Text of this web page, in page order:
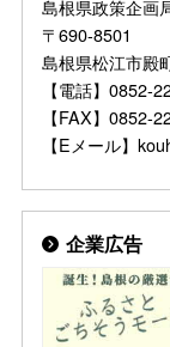
島根県政策企画
〒690-8501
島根県松江市
【電話】0852-
【FAX】0852-
【Eメール】
企業広告